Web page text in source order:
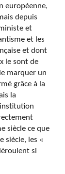
européenne,
depuis
et
et les
et dont
le sont de
marquer un
grâce à la
la
siècle ce que
siècle, les «
si